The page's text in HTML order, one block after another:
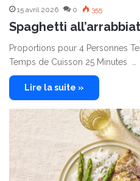
15 avril 2026 0 355
Spaghetti
Proportions pour 4 Personnes
Temps de Cuisson 25 Minutes …
Lire la suite »